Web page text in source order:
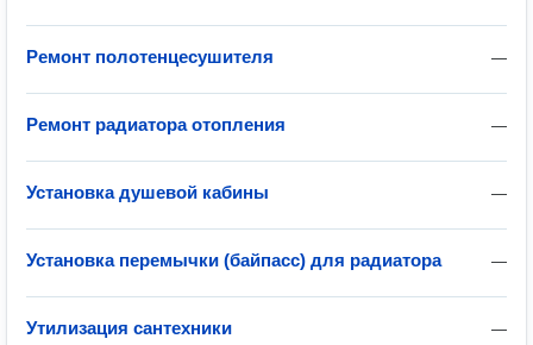
—
Ремонт полотенцесушителя
—
Ремонт радиатора отопления
—
Установка душевой кабины
—
Установка перемычки (байпасс) для радиатора
—
Утилизация сантехники